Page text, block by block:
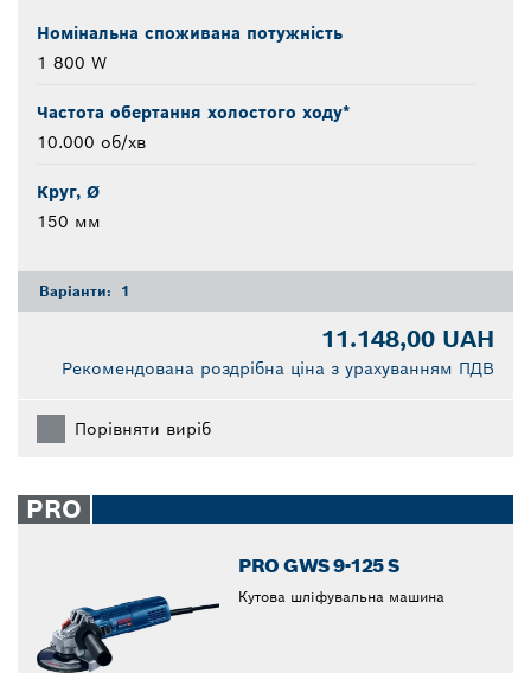
Номінальна споживана потужність
1 800 W
Частота обертання холостого ходу*
10.000 об/хв
Круг, Ø
150 мм
Варіанти: 1
11.148,00 UAH
Рекомендована роздрібна ціна з урахуванням ПДВ
Порівняти виріб
PRO
PRO GWS 9-125 S
Кутова шліфувальна машина